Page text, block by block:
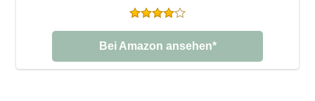
Bei Amazon ansehen*